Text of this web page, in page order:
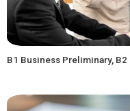
B1 Business Preliminary,